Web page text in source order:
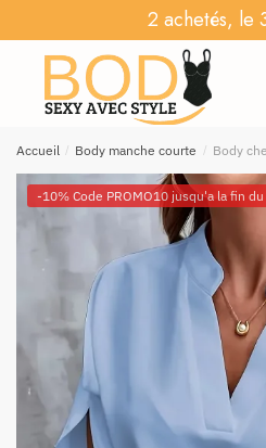
2 achetés, le
Accueil / Body manche courte / Body
-10% Code PROMO10 jusqu'a la fin